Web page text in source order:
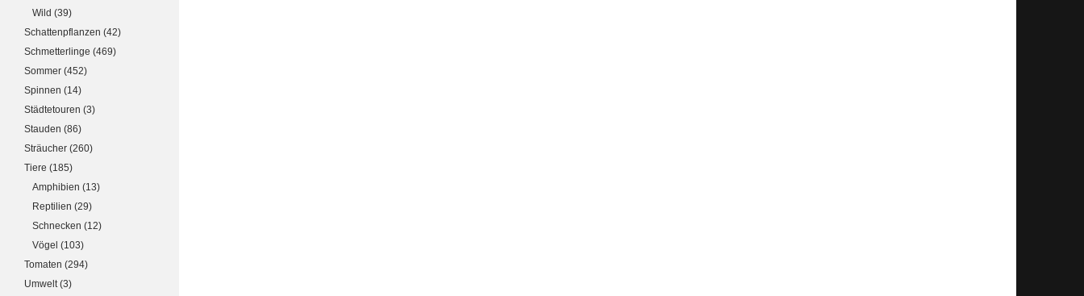
Wild (39)
Schattenpflanzen (42)
Schmetterlinge (469)
Sommer (452)
Spinnen (14)
Städtetouren (3)
Stauden (86)
Sträucher (260)
Tiere (185)
Amphibien (13)
Reptilien (29)
Schnecken (12)
Vögel (103)
Tomaten (294)
Umwelt(3)